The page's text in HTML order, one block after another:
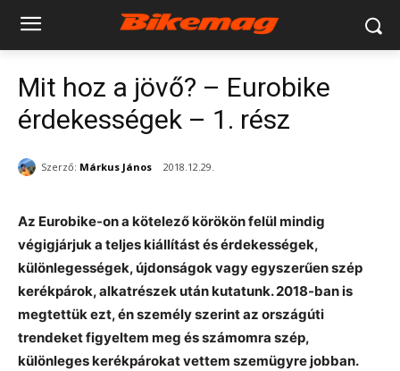
Mit hoz a jövő? – Eurobike
érdekességek – 1. rész
Szerző: Márkus János 2018.12.29.
Az Eurobike-on a kötelező körökön felül mindig
végigjárjuk a teljes kiállítást és érdekességek,
különlegességek, újdonságok vagy egyszerűen szép
kerékpárok, alkatrészek után kutatunk. 2018-ban is
megtettük ezt, én személy szerint az országúti
trendeket figyeltem meg és számomra szép,
különleges kerékpárokat vettem szemügyre jobban.